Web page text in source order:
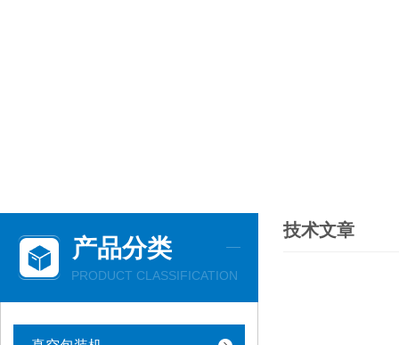
产品分类
PRODUCT CLASSIFICATION
技术文章